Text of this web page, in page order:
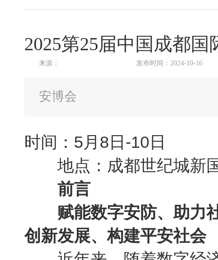
2025第25届中国成都国
来源： 发布时间：2024-10-16
安博会
时间：5月8日-10日
地点：成都世纪城新
前言
赋能数字安防、助力
创新发展、构建平安社会